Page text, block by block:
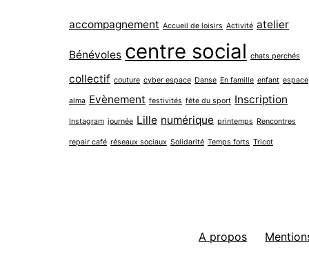
accompagnement Accueil de loisirs Activité atelier
Bénévoles centre social chats perchés
collectif couture cyber espace Danse En famille enfant espace
alma Evènement festivités fête du sport Inscription
Instagram journée Lille numérique printemps Rencontres
repair café réseaux sociaux Solidarité Temps forts Tricot
A propos